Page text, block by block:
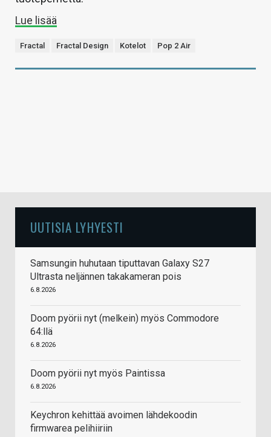
Lue lisää
Fractal Fractal Design Kotelot Pop 2 Air
UUTISIA LYHYESTI
Samsungin huhutaan tiputtavan Galaxy S27
Ultrasta neljännen takakameran pois
6.8.2026
Doom pyörii nyt (melkein) myös Commodore
64:llä
6.8.2026
Doom pyörii nyt myös Paintissa
6.8.2026
Keychron kehittää avoimen lähdekoodin
firmwarea pelihiiriin